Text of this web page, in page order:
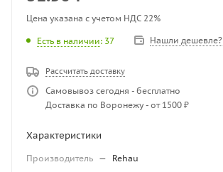
Цена указана с учетом НДС 22%
Есть в наличии: 37 Нашли дешевле?
Рассчитать доставку
Самовывоз сегодня - бесплатно
Доставка по Воронежу - от 1500 ₽
Характеристики
Производитель — Rehau